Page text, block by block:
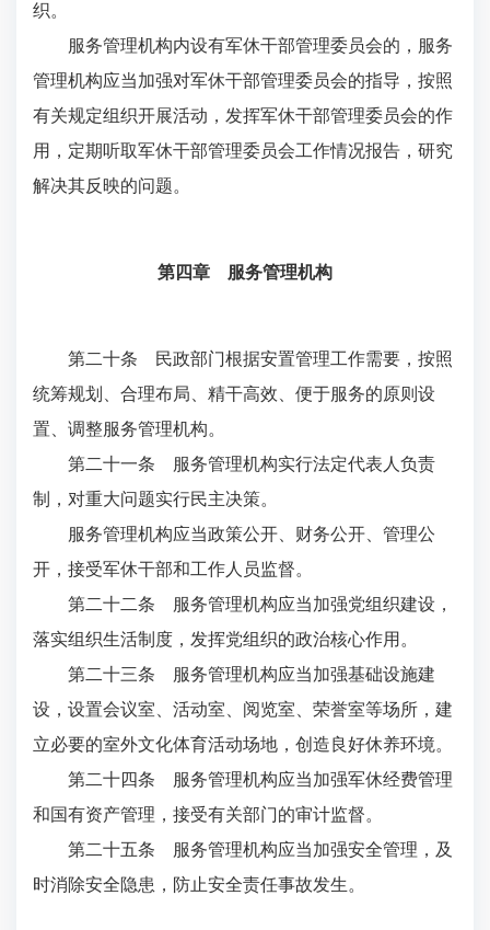
织。
服务管理机构内设有军休干部管理委员会的，服务
管理机构应当加强对军休干部管理委员会的指导，按照
有关规定组织开展活动，发挥军休干部管理委员会的作
用，定期听取军休干部管理委员会工作情况报告，研究
解决其反映的问题。
第四章 服务管理机构
第二十条 民政部门根据安置管理工作需要，按照
统筹规划、合理布局、精干高效、便于服务的原则设
置、调整服务管理机构。
第二十一条 服务管理机构实行法定代表人负责
制，对重大问题实行民主决策。
服务管理机构应当政策公开、财务公开、管理公
开，接受军休干部和工作人员监督。
第二十二条 服务管理机构应当加强党组织建设，
落实组织生活制度，发挥党组织的政治核心作用。
第二十三条 服务管理机构应当加强基础设施建
设，设置会议室、活动室、阅览室、荣誉室等场所，建
立必要的室外文化体育活动场地，创造良好休养环境。
第二十四条 服务管理机构应当加强军休经费管理
和国有资产管理，接受有关部门的审计监督。
第二十五条 服务管理机构应当加强安全管理，及
时消除安全隐患，防止安全责任事故发生。